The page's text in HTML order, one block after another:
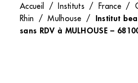
Accueil / Instituts / France /
Rhin / Mulhouse / Institut
sans RDV à MULHOUSE –